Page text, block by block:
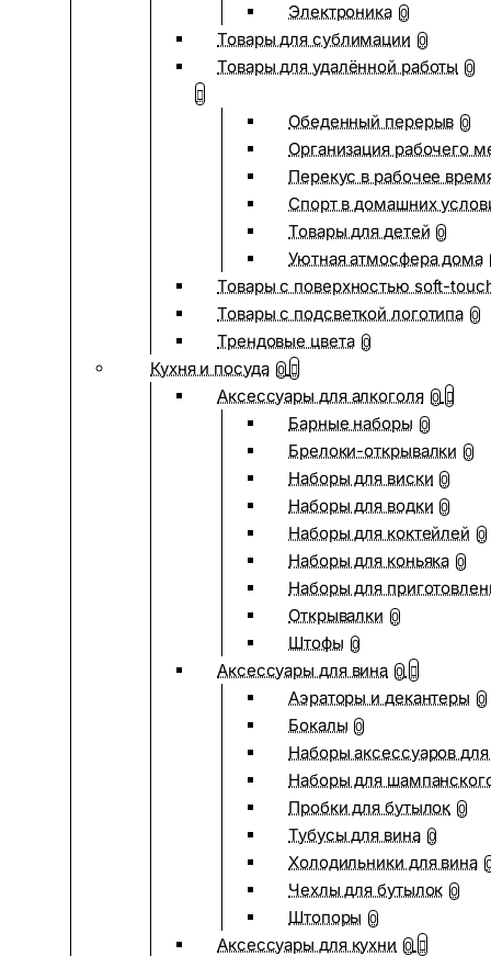
Электроника 0
Товары для сублимации 0
Товары для удалённой работы 0
Обеденный перерыв 0
Организация рабочего
Перекус в рабочее
Спорт в домашних
Товары для детей 0
Уютная атмосфера дома
Товары с поверхностью soft-
Товары с подсветкой логотипа 0
Трендовые цвета 0
Кухня и посуда 0
Аксессуары для алкоголя 0
Барные наборы 0
Брелоки-открывалки 0
Наборы для виски 0
Наборы для водки 0
Наборы для коктейлей 0
Наборы для коньяка 0
Наборы для
Открывалки 0
Штофы 0
Аксессуары для вина 0
Аэраторы и декантеры 0
Бокалы 0
Наборы аксессуаров
Наборы для
Пробки для бутылок 0
Тубусы для вина 0
Холодильники для вина
Чехлы для бутылок 0
Штопоры 0
Аксессуары для кухни 0